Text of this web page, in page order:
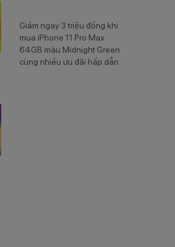
Giảm ngay 3 triệu đồng khi
mua iPhone 11 Pro Max
64GB màu Midnight Green
cùng nhiều ưu đãi hấp dẫn